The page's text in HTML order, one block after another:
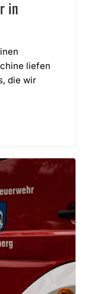
in
liefen
die wir